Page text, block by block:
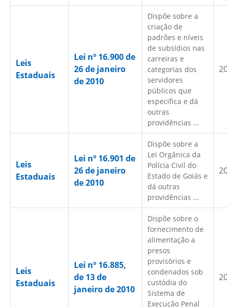
Leis
Estaduais
Lei nº 16.900 de
26 de janeiro
de 2010
Dispõe sobre a
criação de
padrões e níveis
de subsídios nas
carreiras e
categorias dos
servidores
públicos que
especifica e dá
outras
providências ...
Leis
Estaduais
Lei nº 16.901 de
26 de janeiro
de 2010
Dispõe sobre a
Lei Orgânica da
Polícia Civil do
Estado de Goiás e
dá outras
providências ...
Leis
Estaduais
Lei nº 16.885,
de 13 de
janeiro de 2010
Dispõe sobre o
fornecimento de
alimentação a
presos
provisórios e
condenados sob
custódia do
Sistema de
Execução Penal